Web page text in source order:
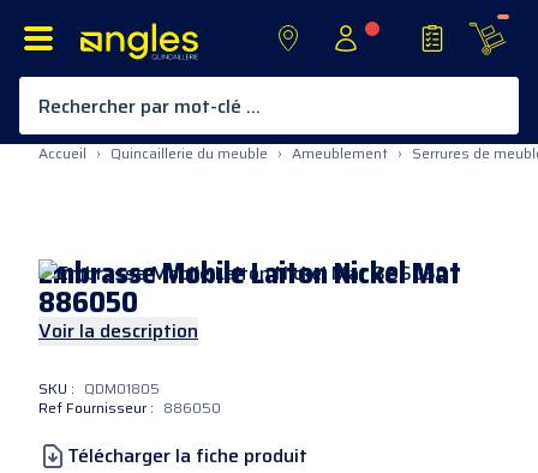
Rechercher par mot-clé ...
Allez au contenu
Accueil › Quincaillerie du meuble › Ameublement › Serrures de
EmbrasseMobile Laiton Nickel Mat
886050
Voir la description
SKU : QDM01805
Ref Fournisseur : 886050
Télécharger la fiche produit